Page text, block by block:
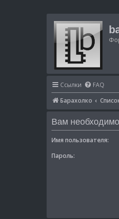
Ссылки FAQ
Барахолко
Вам
Имя пользователя:
Пароль: